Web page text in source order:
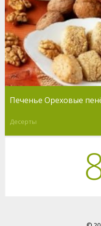
Печенье Ореховые
Десерты